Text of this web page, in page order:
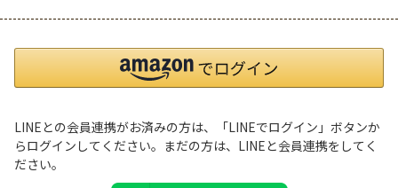
LINEとの会員連携がお済みの方は、「LINEでログイン」ボタンか
らログインしてください。まだの方は、 LINEと会員連携をしてく
ださい。